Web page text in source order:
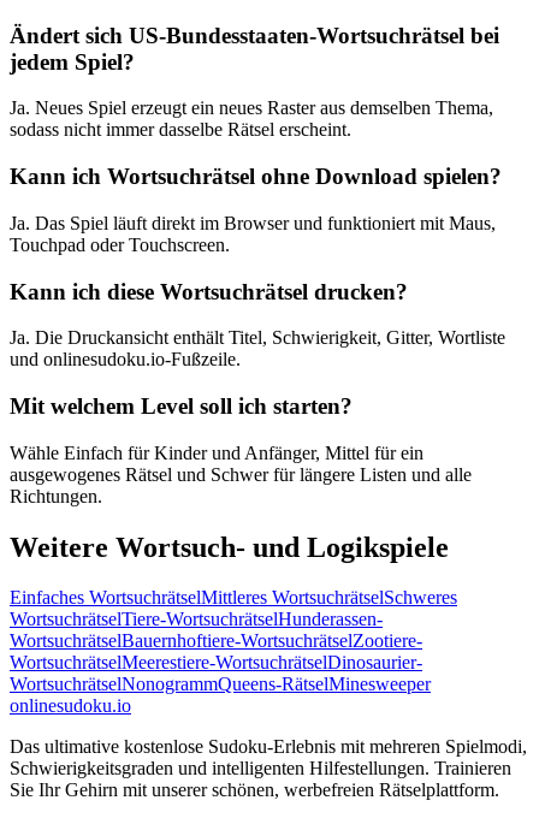
Ändert sich US-Bundesstaaten-Wortsuchrätsel bei
jedem Spiel?
Ja. Neues Spiel erzeugt ein neues Raster aus demselben Thema,
sodass nicht immer dasselbe Rätsel erscheint.
Kann ich Wortsuchrätsel ohne Download spielen?
Ja. Das Spiel läuft direkt im Browser und funktioniert mit Maus,
Touchpad oder Touchscreen.
Kann ich diese Wortsuchrätsel drucken?
Ja. Die Druckansicht enthält Titel, Schwierigkeit, Gitter, Wortliste
und onlinesudoku.io-Fußzeile.
Mit welchem Level soll ich starten?
Wähle Einfach für Kinder und Anfänger, Mittel für ein
ausgewogenes Rätsel und Schwer für längere Listen und alle
Richtungen.
Weitere Wortsuch- und Logikspiele
Einfaches WortsuchrätselMittleres WortsuchrätselSchweres
WortsuchrätselTiere-WortsuchrätselHunderassen-
WortsuchrätselBauernhoftiere-WortsuchrätselZootiere-
WortsuchrätselMeerestiere-WortsuchrätselDinosaurier-
WortsuchrätselNonogrammQueens-RätselMinesweeper
onlinesudoku.io
Das ultimative kostenlose Sudoku-Erlebnis mit mehreren Spielmodi,
Schwierigkeitsgraden und intelligenten Hilfestellungen. Trainieren
Sie Ihr Gehirn mit unserer schönen, werbefreien Rätselplattform.